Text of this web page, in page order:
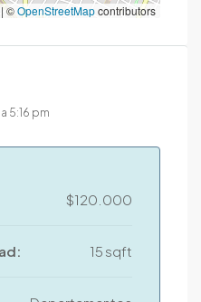
|©OpenStreetMapcontributors
5:16 pm
$120.000
15 sqft